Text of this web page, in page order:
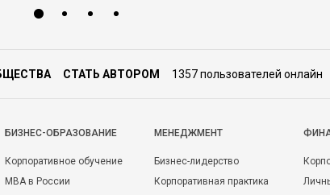
СТАТЬ АВТОРОМ 1357 пользователей онлайн
БИЗНЕС-ОБРАЗОВАНИЕ
Корпоративное обучение
MBA в России
МЕНЕДЖМЕНТ
Бизнес-лидерство
Корпоративная практика